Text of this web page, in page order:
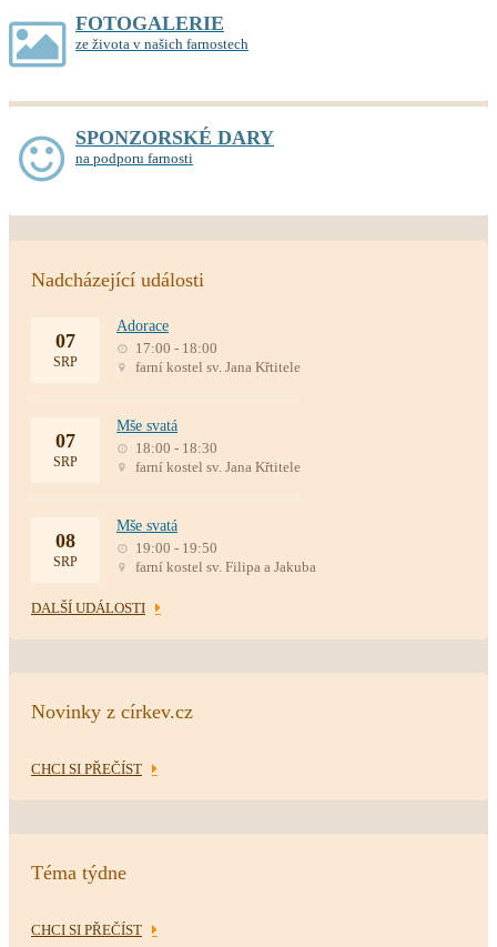
FOTOGALERIE
ze života v našich farnostech
SPONZORSKÉ DARY
na podporu farnosti
Nadcházející události
07
SRP
Adorace
17:00 - 18:00
farní kostel sv. Jana Křtitele
07
SRP
Mše svatá
18:00 - 18:30
farní kostel sv. Jana Křtitele
08
SRP
Mše svatá
19:00 - 19:50
farní kostel sv. Filipa a Jakuba
DALŠÍ UDÁLOSTI
Novinky z církev.cz
CHCI SI PŘEČÍST
Téma týdne
CHCI SI PŘEČÍST